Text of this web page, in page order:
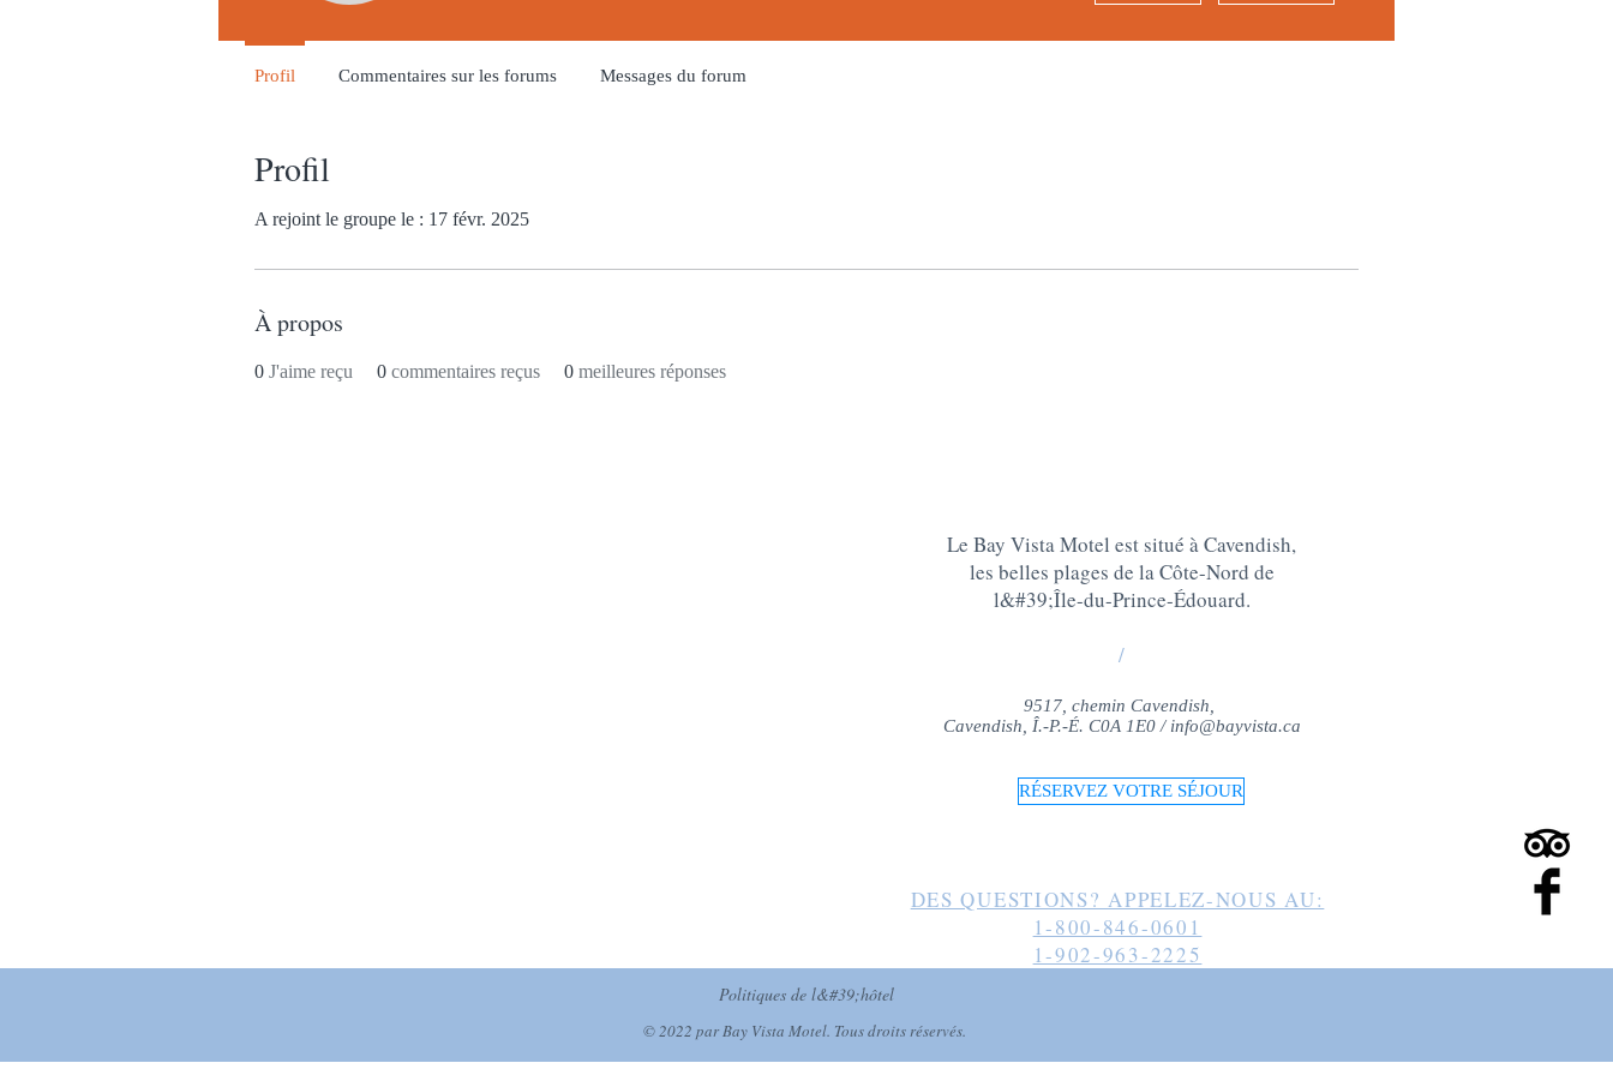
Profil
A rejoint le groupe le : 17 févr. 2025
À propos
0 J'aime reçu 0 commentaires reçus 0 meilleures réponses
Profil Commentaires sur les forums Messages du forum
Le Bay Vista Motel est situé à Cavendish,
les belles plages de la Côte-Nord de
l&#39;Île-du-Prince-Édouard.
/
9517, chemin Cavendish,
Cavendish, Î.-P.-É. C0A 1E0 / info@bayvista.ca
RÉSERVEZ VOTRE SÉJOUR
DES QUESTIONS? APPELEZ-NOUS AU:
1-800-846-0601
1-902-963-2225
Politiques de l&#39;hôtel
© 2022 par Bay Vista Motel. Tous droits réservés.